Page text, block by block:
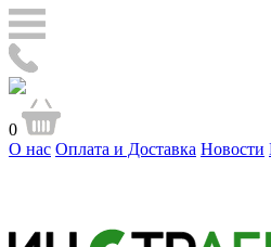
0
О нас Оплата и Доставка Новости